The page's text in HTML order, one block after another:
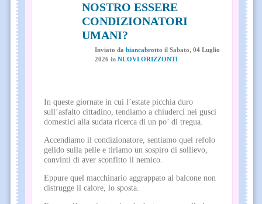
NOSTRO ESSERE
CONDIZIONATORI
UMANI?
Inviato da biancabrotto il Sabato, 04 Luglio
2026 in NUOVI ORIZZONTI
In queste giornate in cui l’estate picchia duro
sull’asfalto cittadino, tendiamo a chiuderci nei gusci
domestici alla sudata ricerca di un po’ di tregua.
Accendiamo il condizionatore, sentiamo quel refolo
gelido sulla pelle e tiriamo un sospiro di sollievo,
convinti di aver sconfitto il nemico.
Eppure quel macchinario aggrappato al balcone non
distrugge il calore, lo sposta.